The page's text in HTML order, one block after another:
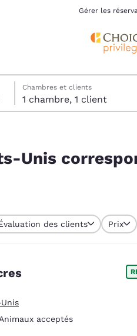
Canada
España
Gérer les
8 août
7 août
Chambres et clients
1 chambre, 1 client
Unis
des clients Prix
Animaux acceptés